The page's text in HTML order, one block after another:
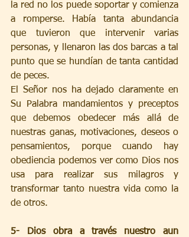
la red no los puede soportar y comienza
a romperse. Había tanta abundancia
que tuvieron que intervenir varias
personas, y llenaron las dos barcas a tal
punto que se hundían de tanta cantidad
de peces.
El Señor nos ha dejado claramente en
Su Palabra mandamientos y preceptos
que debemos obedecer más allá de
nuestras ganas, motivaciones, deseos o
pensamientos, porque cuando hay
obediencia podemos ver como Dios nos
usa para realizar sus milagros y
transformar tanto nuestra vida como la
de otros.
5- Dios obra a través nuestro aun